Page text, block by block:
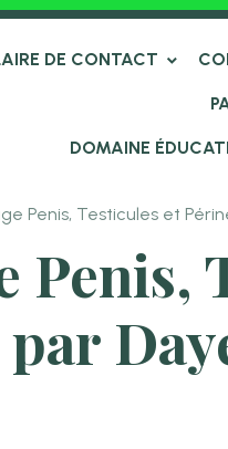
DE CONTACT
DOMAINE
Penis, Testicules et
Penis,